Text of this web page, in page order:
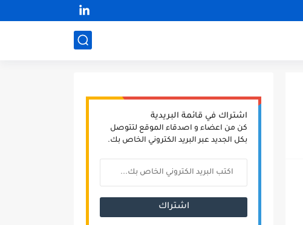
اشتراك في قائمة البريدية
كن من اعضاء و اصدقاء الموقع لتتوصل
بكل الجديد عبر البريد الكتروني الخاص بك.